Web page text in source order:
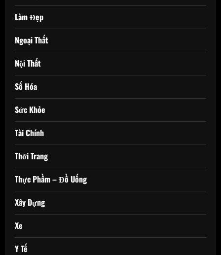
Làm Đẹp
Ngoại Thất
Nội Thất
Số Hóa
Sức Khỏe
Tài Chính
Thời Trang
Thực Phầm – Đồ Uống
Xây Dựng
Xe
Y Tế